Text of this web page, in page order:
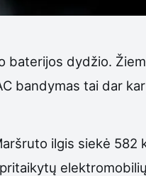
baterijos dydžio.
bandymas tai dar
ilgis siekė 582